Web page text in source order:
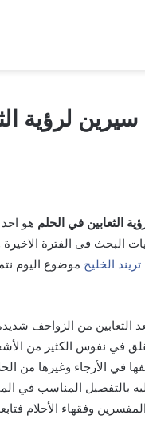
سيرين لرؤية
الثعابين في الحلم هو
البحث فى الفترة
تريند الخليج موضوع اليوم
الثعابين من الزواحف
في نفوس الكثير من
في الأرجاء وغيرها من
بالتفصيل المناسب في
المفسرين وفقهاء الأحلام